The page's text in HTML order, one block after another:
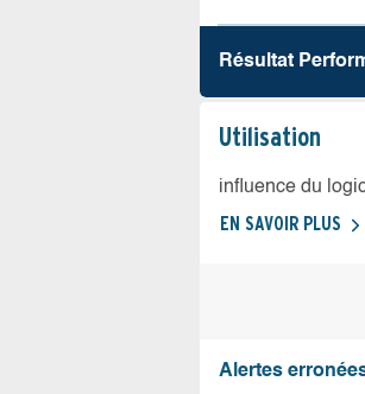
Résultat
Utilisation
influence du
EN SAVOIR PLUS
Alertes